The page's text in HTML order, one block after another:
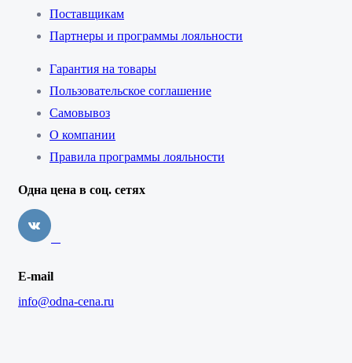
Поставщикам
Партнеры и программы лояльности
Гарантия на товары
Пользовательское соглашение
Самовывоз
О компании
Правила программы лояльности
Одна цена в соц. сетях
E-mail
info@odna-cena.ru